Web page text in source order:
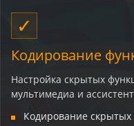
✓
Кодирование
Настройка скрытых
мультимедиа и
Кодирование